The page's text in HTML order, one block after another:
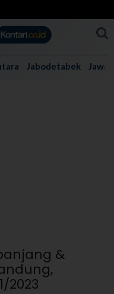
Jabodetabek Jawa
&
2023